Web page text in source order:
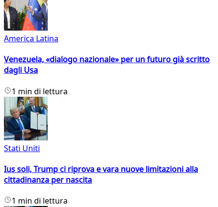
America Latina
Venezuela, «dialogo nazionale» per un futuro già scritto
dagli Usa
1 min di lettura
Stati Uniti
Ius soli, Trump ci riprova e vara nuove limitazioni alla
cittadinanza per nascita
1 min di lettura